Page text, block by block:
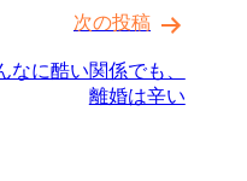
次の投稿
なに酷い関係でも、
離婚は辛い